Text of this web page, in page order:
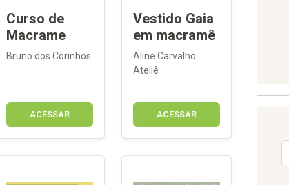
Curso de
Macrame
Bruno dos Corinhos
ACESSAR
Vestido Gaia
em macramê
Aline Carvalho
Ateliê
ACESSAR